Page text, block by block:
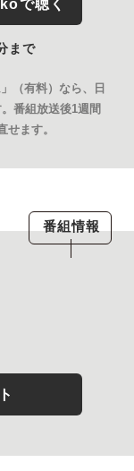
で聴く
まで
（有料）なら、日
番組放送後1週間
ます。
番組情報